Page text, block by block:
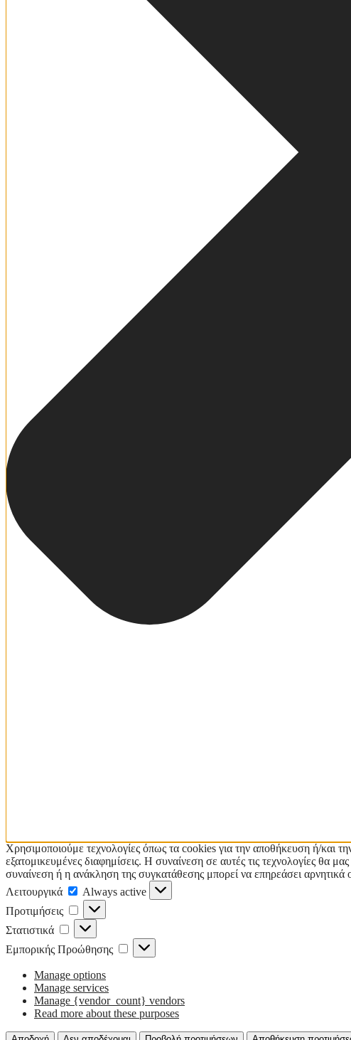
Χρησιμοποιούμε τεχνολογίες όπως τα cookies για την αποθήκευση ή/και
εξατομικευμένες διαφημίσεις. Η συναίνεση σε αυτές τις τεχνολογίες θα
συναίνεση ή η ανάκληση της συγκατάθεσης μπορεί να επηρεάσει αρνητικά
Λειτουργικά
Λειτουργικά
Always active
Προτιμήσεις
Προτιμήσεις
Στατιστικά Στατιστικά
Εμπορικής Προώθησης
Εμπορικής
Προώθησης
Manage options
Manage services
Manage {vendor_count} vendors
Read more about these purposes